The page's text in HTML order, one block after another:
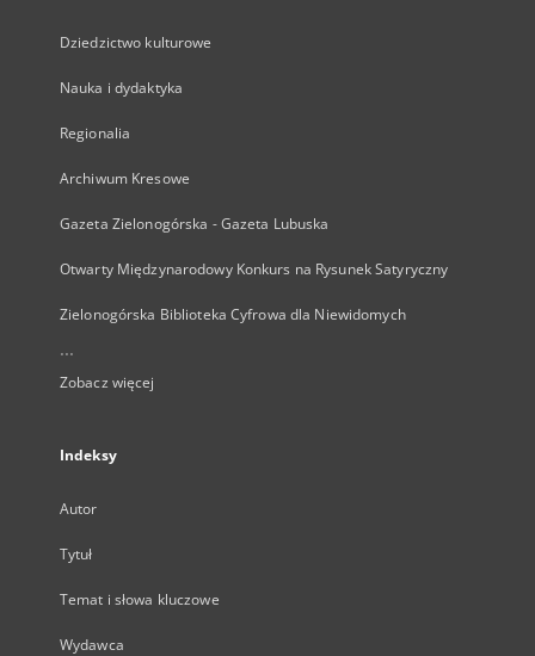
Dziedzictwo kulturowe
Nauka i dydaktyka
Regionalia
Archiwum Kresowe
Gazeta Zielonogórska - Gazeta Lubuska
Otwarty Międzynarodowy Konkurs na Rysunek Satyryczny
Zielonogórska Biblioteka Cyfrowa dla Niewidomych
...
Zobacz więcej
Indeksy
Autor
Tytuł
Temat i słowa kluczowe
Wydawca